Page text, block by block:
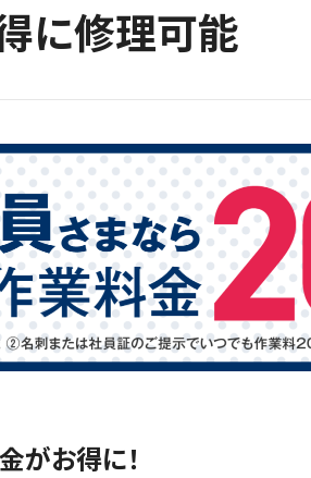
に修理可能
がお得に！